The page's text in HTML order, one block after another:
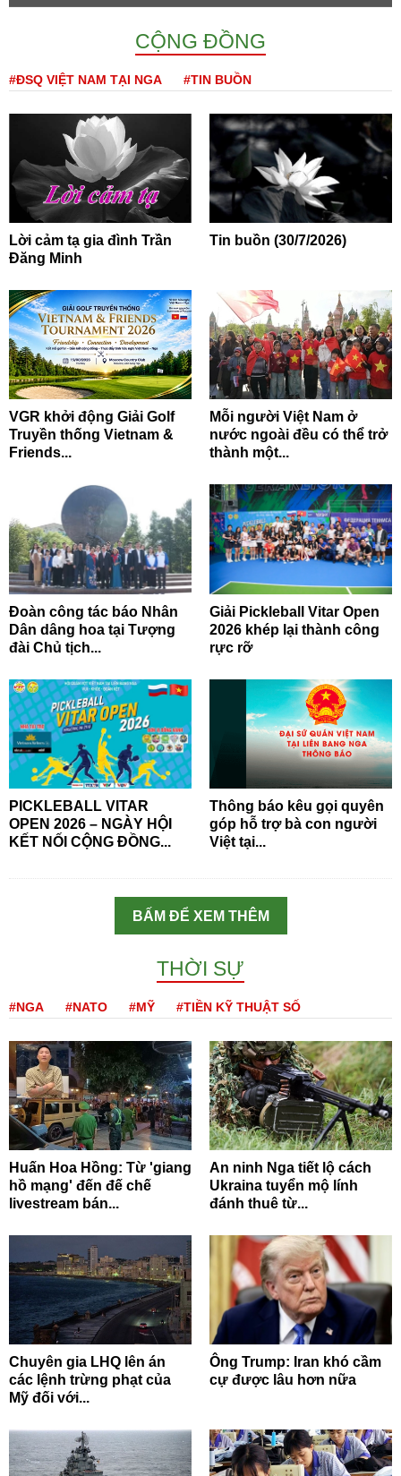
CỘNG ĐỒNG
#ĐSQ VIỆT NAM TẠI NGA #TIN BUỒN
Lời cảm tạ gia đình Trần
Đăng Minh
Tin buồn (30/7/2026)
VGR khởi động Giải Golf
Truyền thống Vietnam &
Friends...
Mỗi người Việt Nam ở
nước ngoài đều có thể trở
thành một...
Đoàn công tác báo Nhân
Dân dâng hoa tại Tượng
đài Chủ tịch...
Giải Pickleball Vitar Open
2026 khép lại thành công
rực rỡ
PICKLEBALL VITAR
OPEN 2026 – NGÀY HỘI
KẾT NỐI CỘNG ĐỒNG...
Thông báo kêu gọi quyên
góp hỗ trợ bà con người
Việt tại...
BẤM ĐỂ XEM THÊM
THỜI SỰ
#NGA #NATO #MỸ #TIỀN KỸ THUẬT SỐ
Huấn Hoa Hồng: Từ 'giang
hồ mạng' đến đế chế
livestream bán...
An ninh Nga tiết lộ cách
Ukraina tuyển mộ lính
đánh thuê từ...
Chuyên gia LHQ lên án
các lệnh trừng phạt của
Mỹ đối với...
Ông Trump: Iran khó cầm
cự được lâu hơn nữa